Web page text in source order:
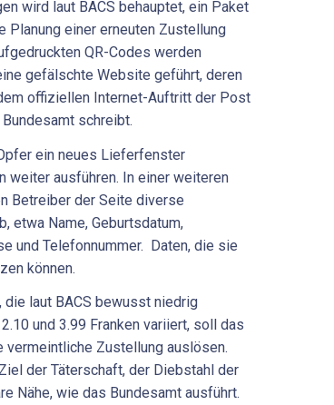
wird laut BACS behauptet, ein Paket
Planung einer erneuten Zustellung
QR-Codes werden
gefälschte Website geführt, deren
offiziellen Internet-Auftritt der Post
schreibt.
ein neues Lieferfenster
weiter ausführen. In einer weiteren
Betreiber der Seite diverse
etwa Name, Geburtsdatum,
und Telefonnummer. Daten, die sie
können.
die laut BACS bewusst niedrig
und 3.99 Franken variiert, soll das
Zustellung auslösen.
der Täterschaft, der Diebstahl der
Nähe, wie das Bundesamt ausführt.